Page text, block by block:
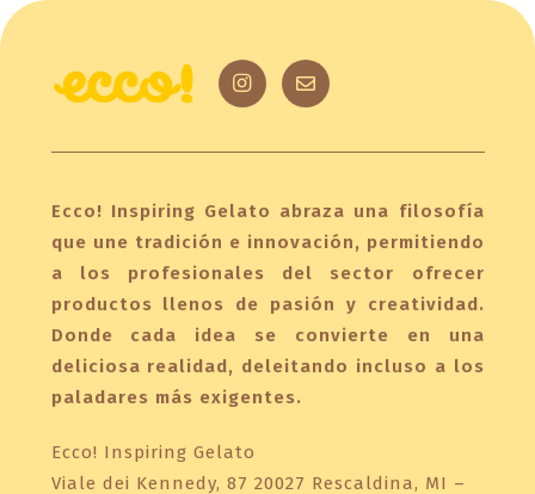
Ecco! Inspiring Gelato abraza una filosofía
que une tradición e innovación, permitiendo
a los profesionales del sector ofrecer
productos llenos de pasión y creatividad.
Donde cada idea se convierte en una
deliciosa realidad, deleitando incluso a los
paladares más exigentes.
Ecco! Inspiring Gelato
Viale dei Kennedy, 87 20027 Rescaldina, MI –